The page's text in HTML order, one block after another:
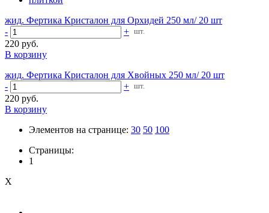
жид. Фертика Кристалон для Орхидей 250 мл/ 20 шт
-
+ шт.
220 руб.
В корзину
жид. Фертика Кристалон для Хвойных 250 мл/ 20 шт
-
+ шт.
220 руб.
В корзину
Элементов на странице: 30 50 100
Страницы:
1
X